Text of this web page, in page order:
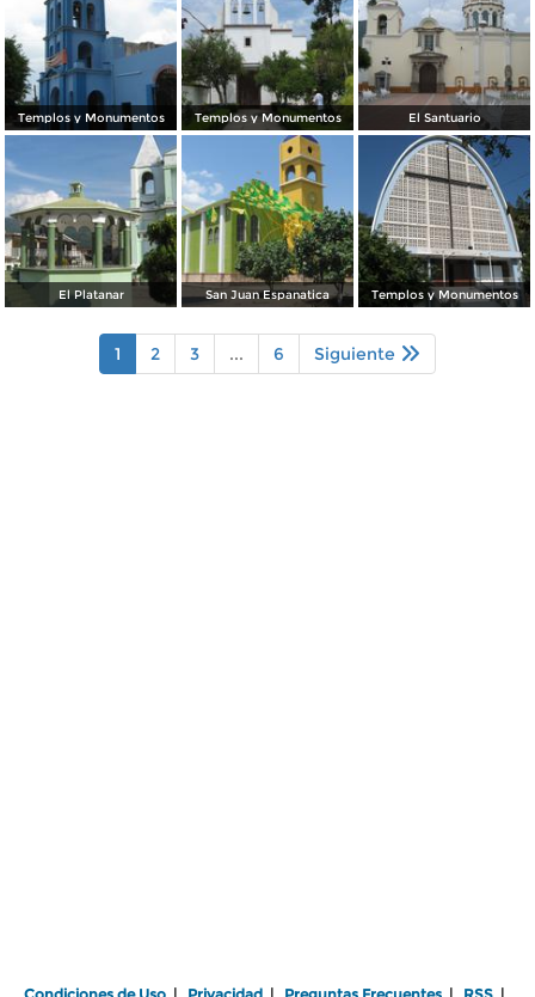
Templos y Monumentos Templos y Monumentos El Santuario
El Platanar San Juan Espanatica Templos y Monumentos
1 2 3 ... 6 Siguiente
Condiciones de Uso | Privacidad | Preguntas Frecuentes | RSS |